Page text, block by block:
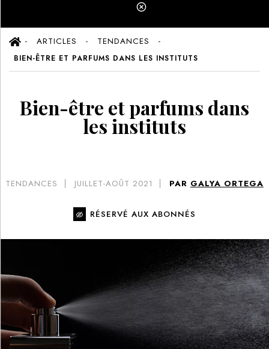
ARTICLES TENDANCES
BIEN-ÊTRE ET PARFUMS DANS LES INSTITUTS
Bien-être et parfums dans
les instituts
TENDANCES JUILLET-AOÛT 2021 PAR GALYA ORTEGA
RÉSERVÉ AUX ABONNÉS